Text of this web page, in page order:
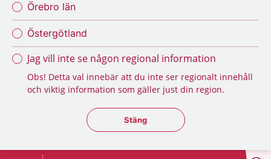
Örebro län
Östergötland
Jag vill inte se någon regional information
Obs! Detta val innebär att du inte ser regionalt innehåll
och viktig information som gäller just din region.
Stäng regionsväljaren
Stäng